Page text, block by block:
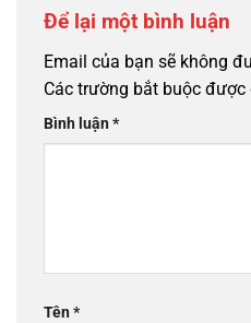
Để lại một bình luận
Email của bạn sẽ không
Các trường bắt buộc được
Bình luận*
Tên*